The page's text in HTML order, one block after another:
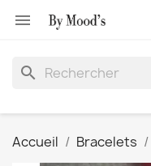

search
Accueil Bracelets